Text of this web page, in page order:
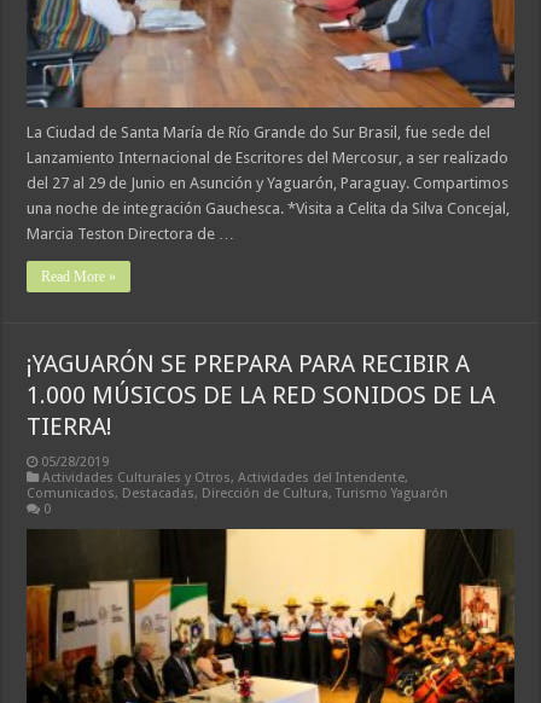
La Ciudad de Santa María de Río Grande do Sur Brasil, fue sede del
Lanzamiento Internacional de Escritores del Mercosur, a ser realizado
del 27 al 29 de Junio en Asunción y Yaguarón, Paraguay. Compartimos
una noche de integración Gauchesca. *Visita a Celita da Silva Concejal,
Marcia Teston Directora de …
Read More »
¡YAGUARÓN SE PREPARA PARA RECIBIR A
1.000 MÚSICOS DE LA RED SONIDOS DE LA
TIERRA!
05/28/2019
Actividades Culturales y Otros,Actividades del Intendente,
Comunicados, Destacadas, Dirección de Cultura,Turismo Yaguarón
0